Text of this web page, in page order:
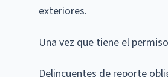
exteriores.
Una vez que tiene el
Delincuentes de reporte